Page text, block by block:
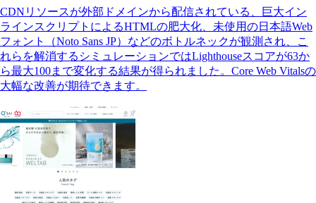
CDNリソースが外部ドメインから配信されている、巨大イン
ラインスクリプトによるHTMLの肥大化、未使用の日本語Web
フォント（Noto Sans JP）などのボトルネックが観測され、こ
れらを解消するシミュレーションではLighthouseスコアが63か
ら最大100まで変化する結果が得られました。Core Web Vitalsの
大幅な改善が期待できます。